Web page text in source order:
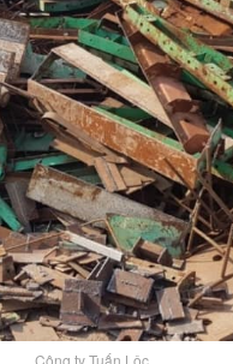
Công ty Tuấn Lộc